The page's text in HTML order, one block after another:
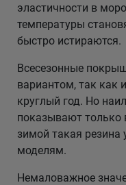
эластичности в
температуры
быстро истираются.
Всесезонные
вариантом, так как
круглый год. Но
показывают только
зимой такая резина
моделям.
Немаловажное